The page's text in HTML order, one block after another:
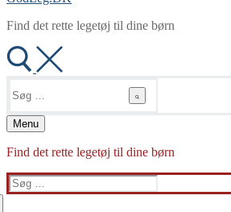
Find det rette legetøj til dine børn
efter:
Menu
Find det rette legetøj til dine børn
Søg
efter: